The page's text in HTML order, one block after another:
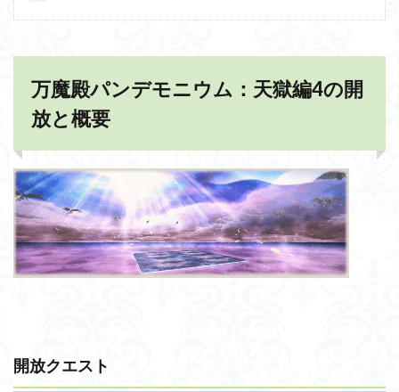
万魔殿パンデモニウム：天獄編4の開
放と概要
開放クエスト